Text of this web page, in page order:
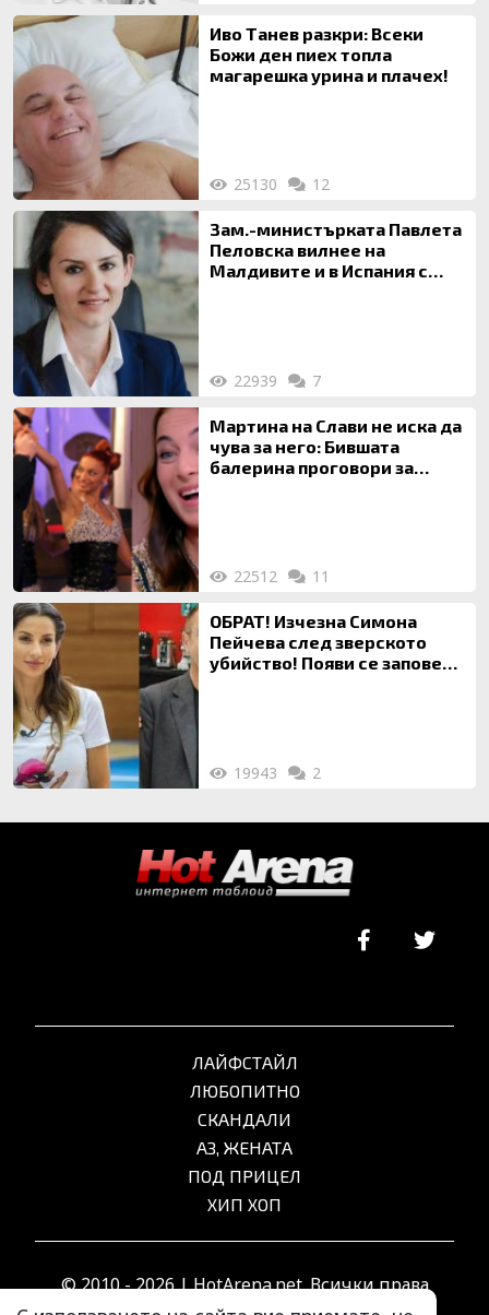
Иво Танев разкри: Всеки
Божи ден пиех топла
магарешка урина и плачех!
25130 12
Зам.-министърката Павлета
Пеловска вилнее на
Малдивите и в Испания с
22939 7
Мартина на Слави не иска да
чува за него: Бившата
балерина проговори за
22512 11
ОБРАТ! Изчезна Симона
Пейчева след зверското
убийство! Появи се заповед
19943 2
ЛАЙФСТАЙЛ
ЛЮБОПИТНО
СКАНДАЛИ
АЗ, ЖЕНАТА
ПОД ПРИЦЕЛ
ХИП ХОП
© 2010 - 2026 | HotArena.net. Всички права
запазени.